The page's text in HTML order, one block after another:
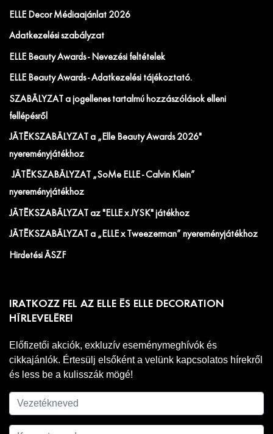
ELLE Decor Médiaajánlat 2026
Adatkezelési szabályzat
ELLE Beauty Awards - Nevezési feltételek
ELLE Beauty Awards - Adatkezelési tájékoztató.
SZABÁLYZAT a jogellenes tartalmú hozzászólások elleni
fellépésről
JÁTÉKSZABÁLYZAT a „Elle Beauty Awards 2026"
nyereményjátékhoz
JÁTÉKSZABÁLYZAT „SoMe ELLE - Calvin Klein”
nyereményjátékhoz
JÁTÉKSZABÁLYZAT az "ELLE x JYSK" játékhoz
JÁTÉKSZABÁLYZAT a „ELLE x Tweezerman” nyereményjátékhoz
Hirdetési ÁSZF
IRATKOZZ FEL AZ ELLE ÉS ELLE DECORATION
HÍRLEVELÉRE!
Előfizetői akciók, exkluzív eseménymeghívók és
cikkajánlók. Értesülj elsőként a velünk kapcsolatos hírekről
és less be a kulisszák mögé!